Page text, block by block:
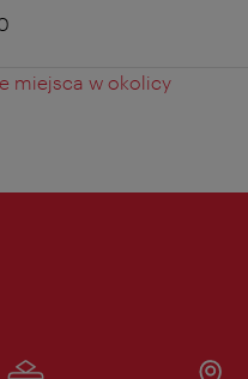
miejsca w okolicy